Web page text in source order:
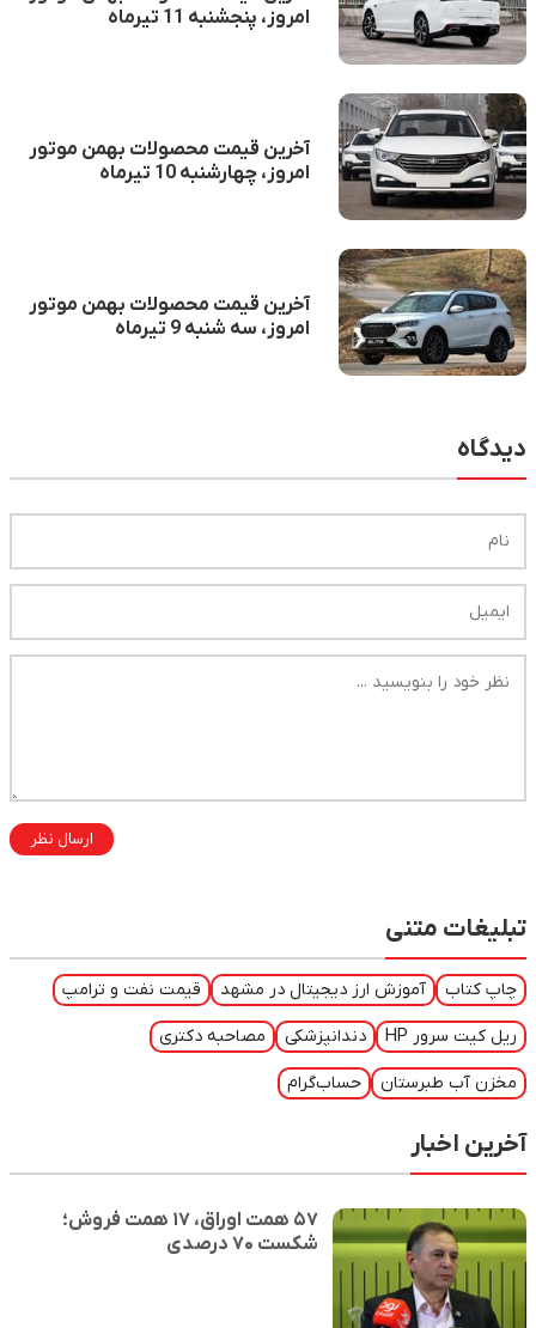
امروز، پنجشنبه 11 تیرماه
آخرین قیمت محصولات بهمن موتور
امروز، چهارشنبه 10 تیرماه
آخرین قیمت محصولات بهمن موتور
امروز، سه شنبه 9 تیرماه
دیدگاه
ارسال نظر
تبلیغات متنی
چاپ کتاب آموزش ارز دیجیتال در مشهد قیمت نفت و ترامپ
ریل کیت سرور HP دندانپزشکی مصاحبه دکتری
مخزن آب طبرستان حساب‌گرام
آخرین اخبار
۵۷ همت اوراق، ۱۷ همت فروش؛
شکست ۷۰ درصدی